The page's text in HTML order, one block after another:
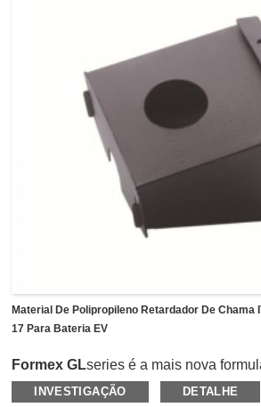
Material De Polipropileno Retardador De Chama
17 Para Bateria EV
Formex GLseries é a mais nova
isolamento elétrico de polipropileno
da família ITW Formex.Inclui GL-10 e
INVESTIGAÇÃO DETALHE